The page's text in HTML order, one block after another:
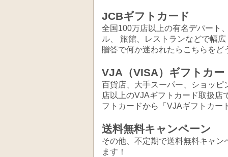
JCBギフトカード
全国100万店以上の有名デパート
ル、 旅館、レストランなどで幅
贈答で何か迷われたらこちらをど
VJA（VISA）ギフトカー
百貨店、大手スーパー、ショッ
店以上のVJAギフトカード取扱店
フトカードから「VJAギフトカー
送料無料キャンペーン
その他、不定期で送料無料キャ
ます！